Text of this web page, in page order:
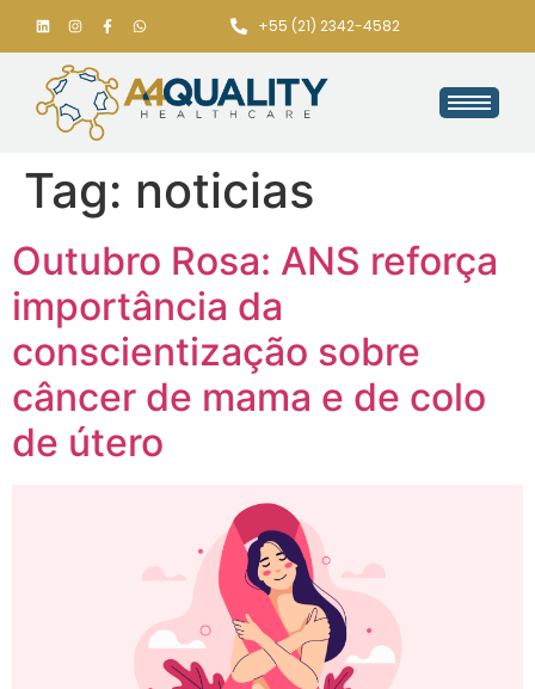
+55 (21) 2342-4582
Tag: noticias
Outubro Rosa: ANS reforça
importância da
conscientização sobre
câncer de mama e de colo
de útero